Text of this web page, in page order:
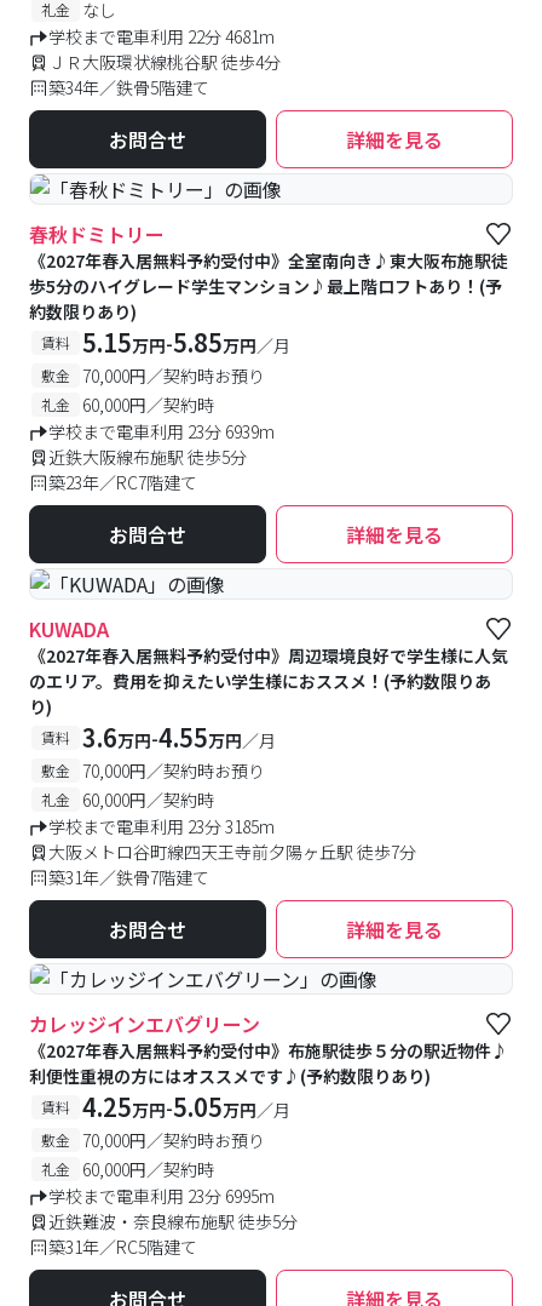
礼金
なし
学校まで電車利用 22分 4681m
ＪＲ大阪環状線桃谷駅 徒歩4分
築34年／鉄骨5階建て
お問合せ 詳細を見る
春秋ドミトリー
《2027年春入居無料予約受付中》全室南向き♪東大阪布施駅徒
歩5分のハイグレード学生マンション♪最上階ロフトあり！(予
約数限りあり)
賃料 5.15万円-5.85万円／月
敷金 70,000円／契約時お預り
礼金
60,000円／契約時
学校まで電車利用 23分 6939m
近鉄大阪線布施駅 徒歩5分
築23年／RC7階建て
お問合せ 詳細を見る
KUWADA
《2027年春入居無料予約受付中》周辺環境良好で学生様に人気
のエリア。費用を抑えたい学生様におススメ！(予約数限りあ
り)
賃料 3.6万円-4.55万円／月
敷金 70,000円／契約時お預り
礼金
60,000円／契約時
学校まで電車利用 23分 3185m
大阪メトロ谷町線四天王寺前夕陽ヶ丘駅 徒歩7分
築31年／鉄骨7階建て
お問合せ 詳細を見る
カレッジインエバグリーン
《2027年春入居無料予約受付中》布施駅徒歩５分の駅近物件♪
利便性重視の方にはオススメです♪(予約数限りあり)
賃料 4.25万円-5.05万円／月
敷金 70,000円／契約時お預り
礼金
60,000円／契約時
学校まで電車利用 23分 6995m
近鉄難波・奈良線布施駅 徒歩5分
築31年／RC5階建て
お問合せ 詳細を見る